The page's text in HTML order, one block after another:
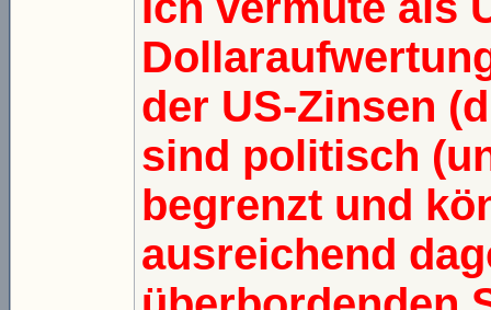
der US-Zinsen
sind politisch
begrenzt und
ausreichend